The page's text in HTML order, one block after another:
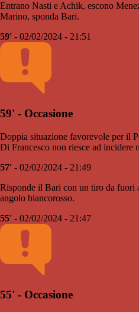
Entrano Nasti e Achik, escono
Marino, sponda Bari.
59' - 02/02/2024 - 21:51
59' - Occasione
Doppia situazione favorevole per il
Di Francesco non riesce ad incidere
57' - 02/02/2024 - 21:49
Risponde il Bari con un tiro da fuori
angolo biancorosso.
55' - 02/02/2024 - 21:47
55' - Occasione